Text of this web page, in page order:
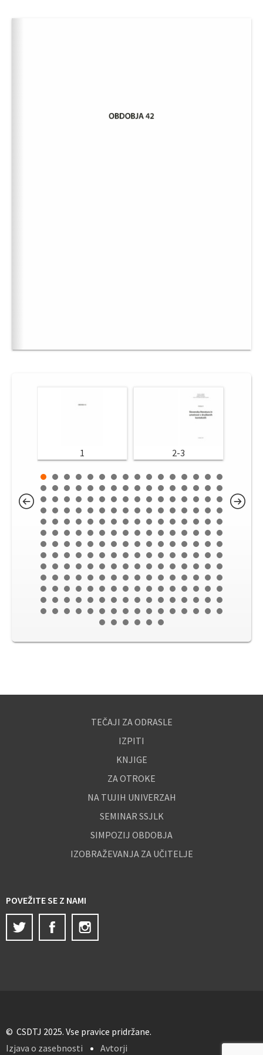
1 2-3
TEČAJI ZA ODRASLE
IZPITI
KNJIGE
ZA OTROKE
NA TUJIH UNIVERZAH
SEMINAR SSJLK
SIMPOZIJ OBDOBJA
IZOBRAŽEVANJA ZA UČITELJE
POVEŽITE SE Z NAMI
Twitter
Facebook
© CSDTJ 2025. Vse pravice pridržane.
Izjava o zasebnosti
Avtorji